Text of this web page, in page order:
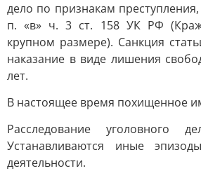
дело по признакам
п. «в» ч. 3 ст. 158 УК РФ
крупном размере). Санкция
наказание в виде лишения
лет.
В настоящее время похищенное
Расследование уголовного
Устанавливаются иные
деятельности.